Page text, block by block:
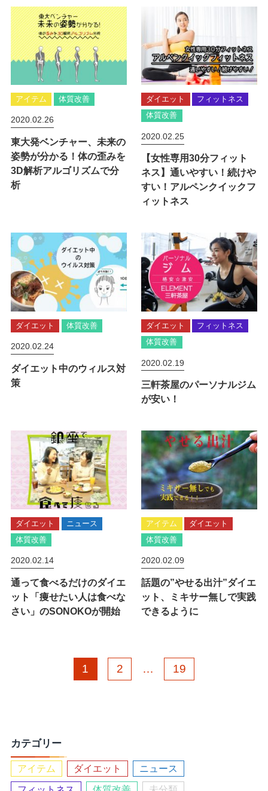
アイテム 体質改善
2020.02.26
東大発ベンチャー、未来の
姿勢が分かる！体の歪みを
3D解析アルゴリズムで分
析
ダイエット
フィットネス
体質改善
2020.02.25
【女性専用30分フィット
ネス】通いやすい！続けや
すい！アルペンクイックフ
ィットネス
ダイエット 体質改善
2020.02.24
ダイエット中のウィルス対
策
ダイエット
フィットネス
体質改善
2020.02.19
三軒茶屋のパーソナルジム
が安い！
ダイエット
ニュース
体質改善
2020.02.14
通って食べるだけのダイエ
ット「痩せたい人は食べな
さい」のSONOKOが開始
アイテム
ダイエット
体質改善
2020.02.09
話題の”やせる出汁”ダイエ
ット、ミキサー無しで実践
できるように
1 2 … 19
カテゴリー
アイテム ダイエット ニュース